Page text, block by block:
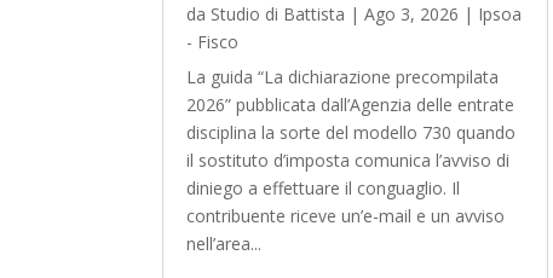
da Studio di Battista |Ago 3, 2026 | Ipsoa
- Fisco
La guida “La dichiarazione precompilata
2026” pubblicata dall’Agenzia delle entrate
disciplina la sorte del modello 730 quando
il sostituto d’imposta comunica l’avviso di
diniego a effettuare il conguaglio. Il
contribuente riceve un’e-mail e un avviso
nell’area...